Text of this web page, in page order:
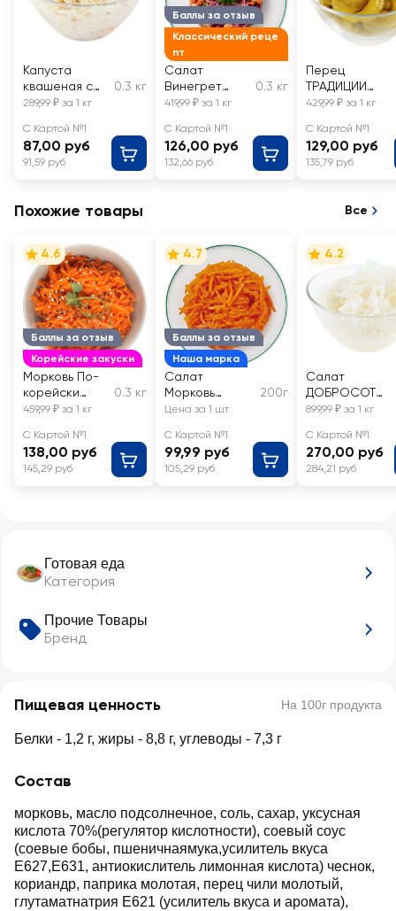
Готовая еда
Категория
Прочие Товары
Бренд
Пищевая ценность На 100г продукта
Белки - 1,2 г, жиры - 8,8 г, углеводы - 7,3 г
Состав
морковь, масло подсолнечное, соль, сахар, уксусная
кислота 70%(регулятор кислотности), соевый соус
(соевые бобы, пшеничнаямука,усилитель вкуса
Е627,Е631, антиокислитель лимонная кислота) чеснок,
кориандр, паприка молотая, перец чили молотый,
глутаматнатрия E621 (усилитель вкуса и аромата),
Капуста
квашеная с
морковью и
ЛЕНТА FRESH,
весовая
0.3 кг
289,99 ₽ за 1 кг
С Картой №1
87,00 руб
91,59 руб
Баллы за отзыв
Классический реце
пт
Салат
Винегрет
классический
весовой
0.3 кг
419,99 ₽ за 1 кг
С Картой №1
126,00 руб
132,66 руб
Перец
ТРАДИЦИИ
ВКУСА
острый
429,99 ₽ за 1 кг
С Картой №1
129,00 руб
135,79 руб
Похожие товары Все
Баллы за отзыв
Корейские закуски
4.6
Морковь По-
корейски
ЛЕНТА FRESH,
0.3 кг
459,99 ₽ за 1 кг
С Картой №1
138,00 руб
145,29 руб
Баллы за отзыв
Наша марка
4.7
Салат
Морковь
по‑корейски
200г
Цена за 1 шт
С Картой №1
99,99 руб
105,29 руб
4.2
Салат
ДОБРОСОТ
Гребешки по-
весовой
899,99 ₽ за 1 кг
С Картой №1
270,00 руб
284,21 руб